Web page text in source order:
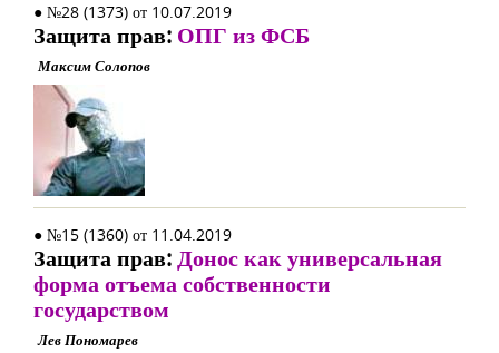
● №28 (1373) от 10.07.2019
Защита прав: ОПГ из ФСБ
Максим Солопов
● №15 (1360) от 11.04.2019
Защита прав:Донос как универсальная
форма отъема собственности
государством
Лев Пономарев